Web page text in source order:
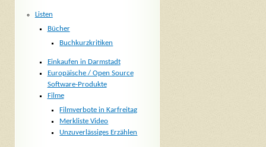
Listen
Bücher
Buchkurzkritiken
Einkaufen in Darmstadt
Europäische / Open Source
Software-Produkte
Filme
Filmverbote in Karfreitag
Merkliste Video
Unzuverlässiges Erzählen